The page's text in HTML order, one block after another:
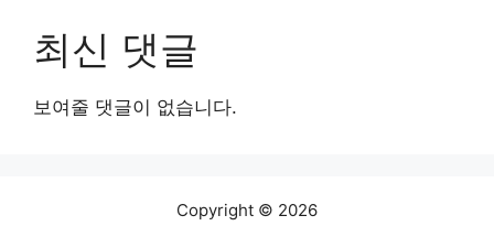
최신 댓글
보여줄 댓글이 없습니다.
Copyright © 2026